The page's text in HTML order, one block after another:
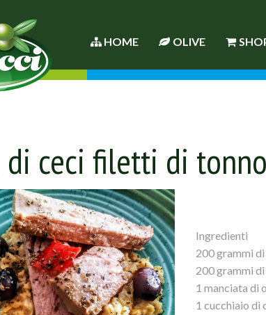
HOME OLIVE
di ceci filetti di
Ingredienti
200 grammi
200 grammi
1 manciata di
1 cucchiaio di